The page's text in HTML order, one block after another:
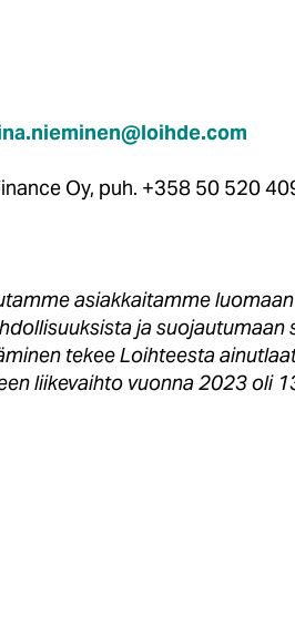
Oy, puh. +358 50 520
asiakkaitamme
ja suojautumaan
tekee Loihteesta
liikevaihto vuonna 2023 oli